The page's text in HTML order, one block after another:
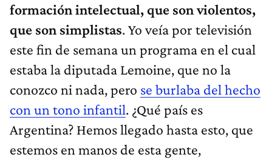
formación intelectual, que son violentos,
que son simplistas. Yo veía por televisión
este fin de semana un programa en el cual
estaba la diputada Lemoine, que no la
conozco ni nada, pero se burlaba del hecho
con un tono infantil. ¿Qué país es
Argentina? Hemos llegado hasta esto, que
estemos en manos de esta gente,